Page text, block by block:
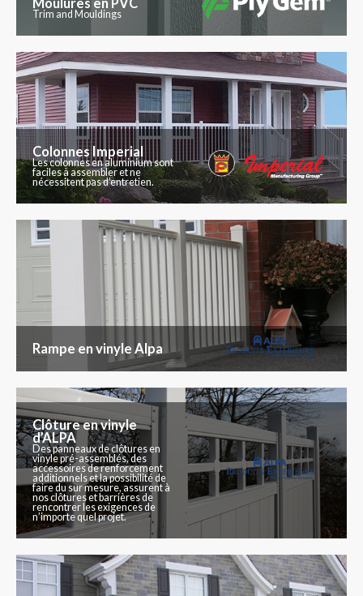
Moulures en PVC
Trim and Mouldings
Colonnes Imperial
Les colonnes en aluminium sont
faciles à assembler et ne
nécessitent pas d’entretien.
Rampe en vinyle Alpa
Clôture en vinyle
d’ALPA
Des panneaux de clôtures en
vinyle pré-assemblés, des
accessoires de renforcement
additionnels et la possibilité de
faire du sur mesure, assurent à
nos clôtures et barrières de
rencontrer les exigences de
n’importe quel projet.